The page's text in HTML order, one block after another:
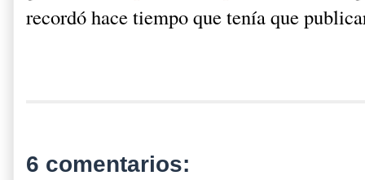
recordó hace tiempo que tenía que
6 comentarios: